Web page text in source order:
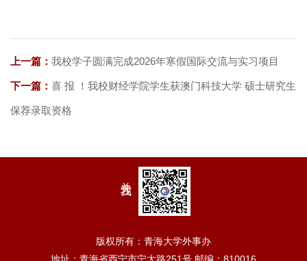
上一篇： 我校学子圆满完成2026年寒假国际交流与实习项目
下一篇： 喜 报 ！我校财经学院学生获澳门科技大学 硕士研究生
保荐录取资格
版权所有：青海大学外事办
地址：青海省西宁市宁大路251号 邮编：810016